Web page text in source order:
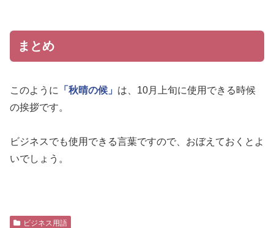
まとめ
このように 「秋晴の候」 は、10月上旬に使用できる時候
の挨拶です。
ビジネスでも使用できる言葉ですので、おぼえておくとよ
いでしょう。
ビジネス用語